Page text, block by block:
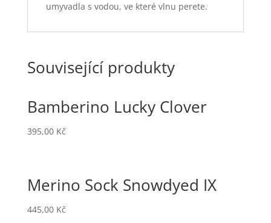
umyvadla s vodou, ve které vlnu perete.
Související produkty
Bamberino Lucky Clover
395,00 Kč
Merino Sock Snowdyed IX
445,00 Kč